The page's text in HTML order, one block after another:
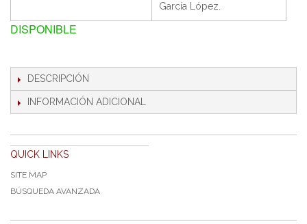
García López.
DISPONIBLE
DESCRIPCIÓN
INFORMACIÓN ADICIONAL
QUICK LINKS
SITE MAP
BÚSQUEDA AVANZADA